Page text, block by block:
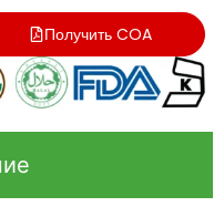
Получить COA